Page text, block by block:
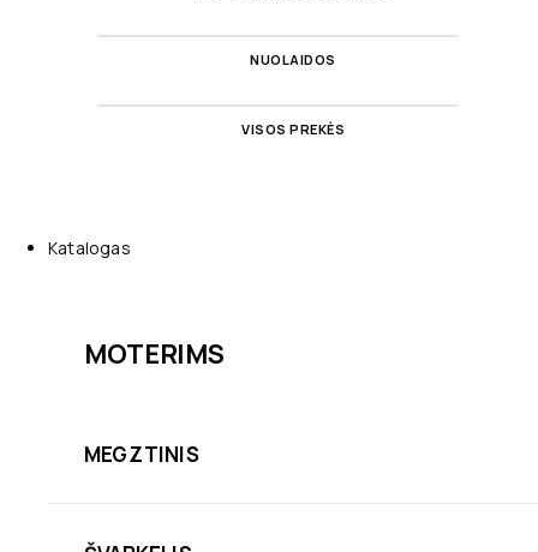
NUOLAIDOS
VISOS PREKĖS
Katalogas
MOTERIMS
MEGZTINIS